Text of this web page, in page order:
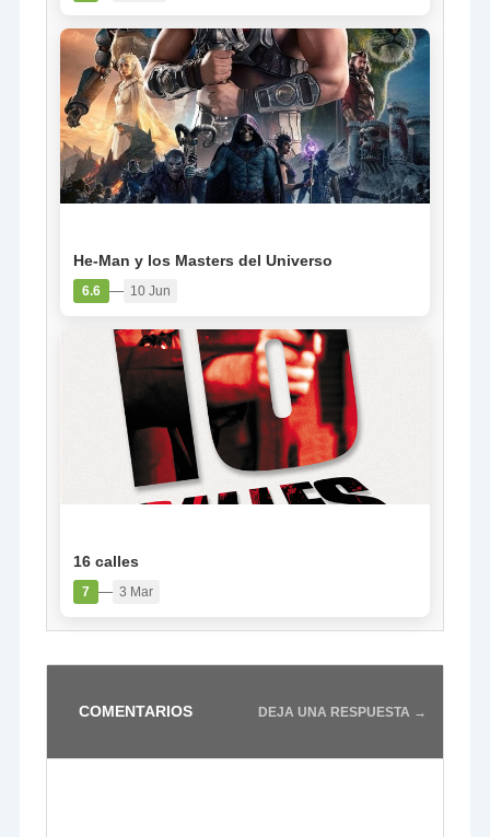
He-Man y los Masters del Universo
6.6 — 10 Jun
16 calles
7 — 3 Mar
COMENTARIOS DEJA UNA RESPUESTA →